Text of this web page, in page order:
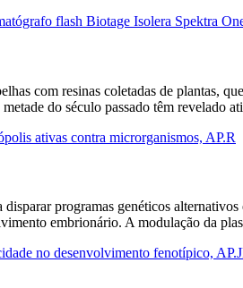
flash Biotage Isolera Spektra
com resinas coletadas de plantas,
do século passado têm
ativas contra microrganismos, AP.R
programas genéticos
embrionário. A modulação da
no desenvolvimento fenotípico,